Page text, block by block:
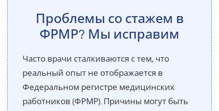
Проблемы со стажем в
ФРМР? Мы исправим
Часто врачи сталкиваются с тем, что
реальный опыт не отображается в
Федеральном регистре медицинских
работников (ФРМР). Причины могут быть